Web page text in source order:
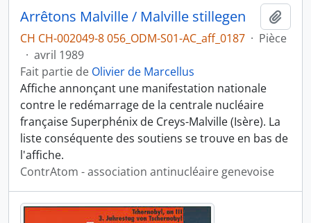
Arrêtons Malville / Malville stillegen
CH CH-002049-8 056_ODM-S01-AC_aff_0187 · Pièce
· avril 1989
Fait partie de Olivier de Marcellus
Affiche annonçant une manifestation nationale
contre le redémarrage de la centrale nucléaire
française Superphénix de Creys-Malville (Isère). La
liste conséquente des soutiens se trouve en bas de
l'affiche.
ContrAtom - association antinucléaire genevoise